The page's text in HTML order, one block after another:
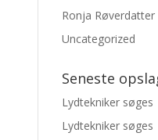
Ronja Røverdatter
Uncategorized
Seneste
Lydtekniker søges
Lydtekniker søges